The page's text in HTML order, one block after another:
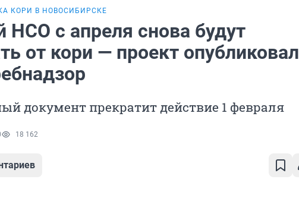
КОРИ В НОВОСИБИРСКЕ
НСО с апреля снова будут
от кори — проект опубликовал
документ прекратит действие 1 февраля
18 162